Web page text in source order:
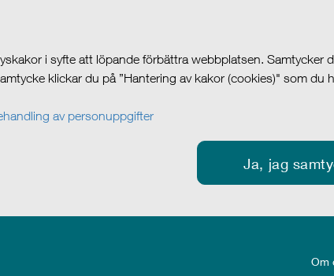
i syfte att löpande förbättra webbplatsen. Samtycker
klickar du på ”Hantering av kakor (cookies)" som du
av personuppgifter
Ja, jag
Om